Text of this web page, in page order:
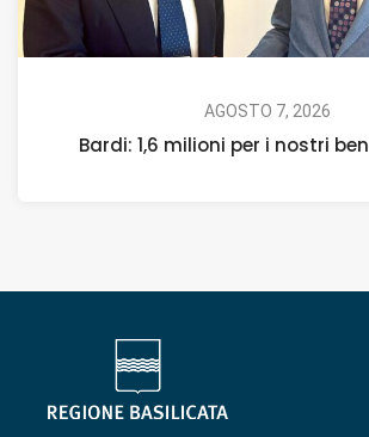
AGOSTO 7, 2026
Bardi: 1,6 milioni per i nostri